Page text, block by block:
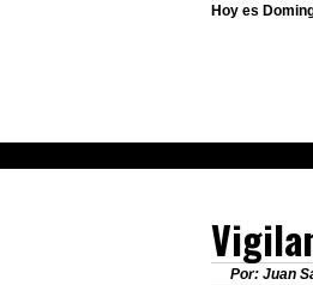
Hoy es
Por: Juan